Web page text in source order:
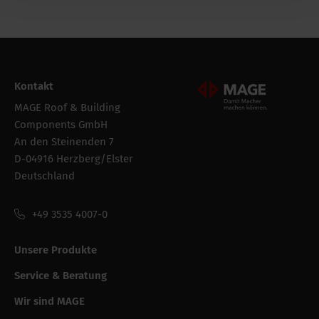
Verpackung der
Folie
Verpackung /
Verkaufslänge
980 mm
Verpackung /
Verkaufshöhe
Bruttogewicht
Verpackung /
Mageroof Logo Footer
Kontakt
MAGE Roof & Building
Components GmbH
An den Steinenden 7
D-04916 Herzberg/Elster
Deutschland
+49 3535 4007-0
Unsere Produkte
Service & Beratung
Wir sind MAGE